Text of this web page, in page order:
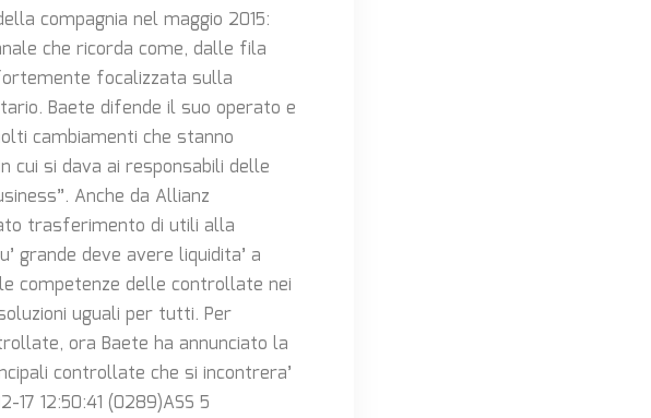
compagnia nel maggio 2015:
che ricorda come, dalle fila
focalizzata sulla
Baete difende il suo operato e
cambiamenti che stanno
cui si dava ai responsabili delle
Anche da Allianz
trasferimento di utili alla
grande deve avere liquidita’ a
competenze delle controllate nei
uguali per tutti. Per
ora Baete ha annunciato la
controllate che si incontrera’
12:50:41 (0289)ASS 5